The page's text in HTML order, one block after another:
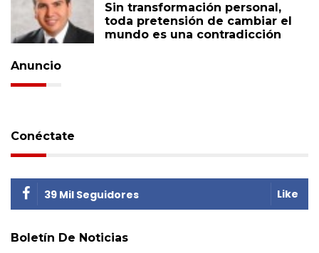
Sin transformación personal,
toda pretensión de cambiar el
mundo es una contradicción
Anuncio
Conéctate
39 Mil Seguidores Like
Boletín De Noticias